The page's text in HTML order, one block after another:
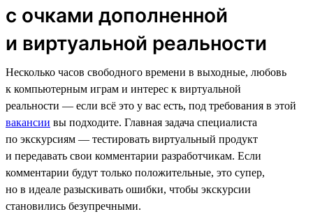
с очками дополненной
и виртуальной реальности
Несколько часов свободного времени в выходные, любовь
к компьютерным играм и интерес к виртуальной
реальности — если всё это у вас есть, под требования в этой
вакансии вы подходите. Главная задача специалиста
по экскурсиям — тестировать виртуальный продукт
и передавать свои комментарии разработчикам. Если
комментарии будут только положительные, это супер,
но в идеале разыскивать ошибки, чтобы экскурсии
становились безупречными.